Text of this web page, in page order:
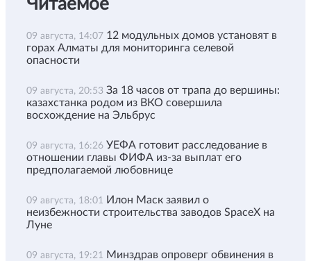
Читаемое
09 августа, 14:07 12 модульных домов установят в
горах Алматы для мониторинга селевой
опасности
09 августа, 20:53 За 18 часов от трапа до вершины:
казахстанка родом из ВКО совершила
восхождение на Эльбрус
09 августа, 16:26 УЕФА готовит расследование в
отношении главы ФИФА из-за выплат его
предполагаемой любовнице
09 августа, 18:01 Илон Маск заявил о
неизбежности строительства заводов SpaceX на
Луне
09 августа, 19:21 Минздрав опроверг обвинения в